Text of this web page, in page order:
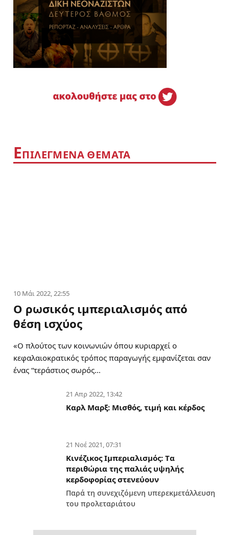
ΕΠΙΛΕΓΜΕΝΑ ΘΕΜΑΤΑ
10 Μάι 2022, 22:55
Ο ρωσικός ιμπεριαλισμός από
θέση ισχύος
«Ο πλούτος των κοινωνιών όπου κυριαρχεί ο
κεφαλαιοκρατικός τρόπος παραγωγής εμφανίζεται σαν
ένας “τεράστιος σωρός…
21 Απρ 2022, 13:42
Καρλ Μαρξ: Μισθός, τιμή και κέρδος
21 Νοέ 2021, 07:31
Κινέζικος Ιμπεριαλισμός: Tα
περιθώρια της παλιάς υψηλής
κερδοφορίας στενεύουν
Παρά τη συνεχιζόμενη υπερεκμετάλλευση
του προλεταριάτου